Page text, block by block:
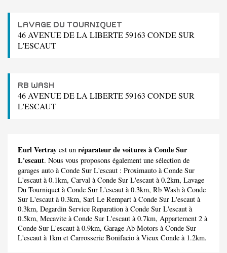
LAVAGE DU TOURNIQUET
46 AVENUE DE LA LIBERTE 59163 CONDE SUR
L'ESCAUT
RB WASH
46 AVENUE DE LA LIBERTE 59163 CONDE SUR
L'ESCAUT
Eurl Vertray est un réparateur de voitures à Conde Sur
L'escaut. Nous vous proposons également une sélection de
garages auto à Conde Sur L'escaut : Proximauto à Conde Sur
L'escaut à 0.1km, Carval à Conde Sur L'escaut à 0.2km, Lavage
Du Tourniquet à Conde Sur L'escaut à 0.3km, Rb Wash à Conde
Sur L'escaut à 0.3km, Sarl Le Rempart à Conde Sur L'escaut à
0.3km, Degardin Service Reparation à Conde Sur L'escaut à
0.5km, Mecavite à Conde Sur L'escaut à 0.7km, Appartement 2 à
Conde Sur L'escaut à 0.9km, Garage Ab Motors à Conde Sur
L'escaut à 1km et Carrosserie Bonifacio à Vieux Conde à 1.2km.